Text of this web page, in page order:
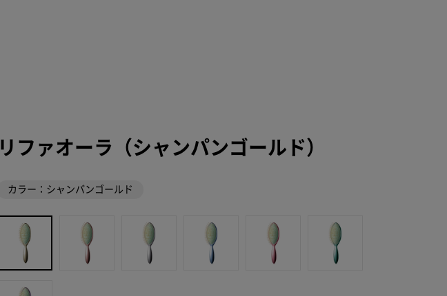
リファオーラ（シャンパンゴールド）
カラー：シャンパンゴールド